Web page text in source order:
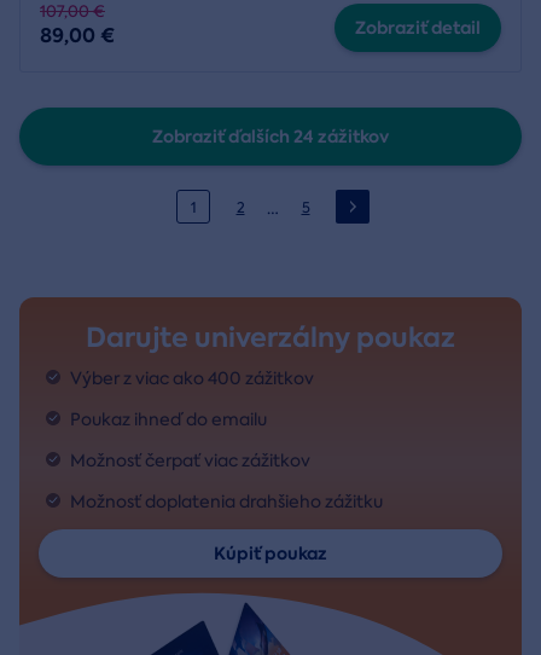
107,00 €
89,00 € Zobraziť detail
Zobraziť ďalších 24 zážitkov
1 2 … 5
Darujte univerzálny poukaz
Výber z viac ako 400 zážitkov
Poukaz ihneď do emailu
Možnosť čerpať viac zážitkov
Možnosť doplatenia drahšieho zážitku
Kúpiť poukaz